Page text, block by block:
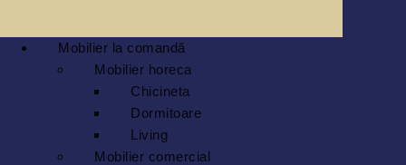
Mobilier la comandă
Mobilier horeca
Chicineta
Dormitoare
Living
Mobilier comercial